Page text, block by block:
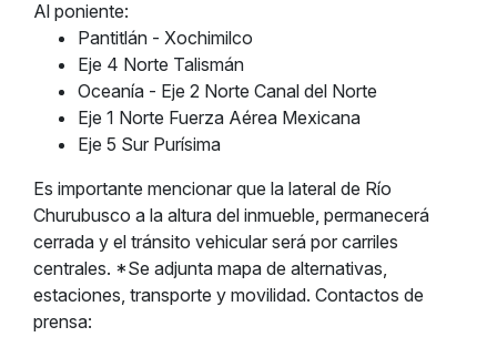
Al poniente:
Pantitlán - Xochimilco
Eje 4 Norte Talismán
Oceanía - Eje 2 Norte Canal del Norte
Eje 1 Norte Fuerza Aérea Mexicana
Eje 5 Sur Purísima
Es importante mencionar que la lateral de Río
Churubusco a la altura del inmueble, permanecerá
cerrada y el tránsito vehicular será por carriles
centrales. *Se adjunta mapa de alternativas,
estaciones, transporte y movilidad. Contactos de
prensa: